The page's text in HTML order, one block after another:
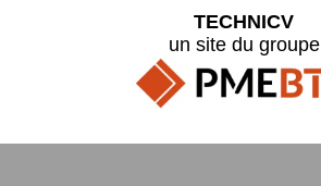
TECHNICV
un site du groupe